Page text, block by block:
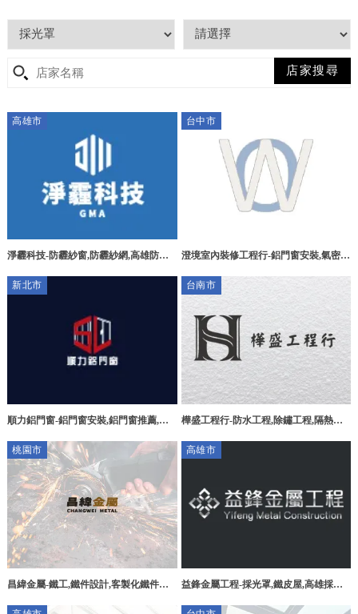
高雄市
淨霾科技-防霾紗窗,防霾紗網,高雄防霾
台中市
澄境室內裝修工程行-鋁門窗安裝,氣密窗
氣密窗安裝,南屯採光罩安裝
新北市
順力鋁門窗-鋁門窗安裝,鋁門窗推薦,台
台南市
樺盛工程行-防水工程,除鏽工程,隔熱工
熱工程
桃園市
昌緯金屬-鐵工,鐵件設計,客製化鐵件設
高雄市
益鋒金屬工程-採光罩,鐵皮屋,高雄採光